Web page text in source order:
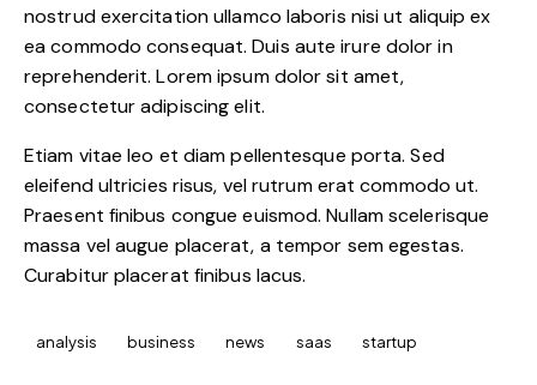
nostrud exercitation ullamco laboris nisi ut aliquip ex
ea commodo consequat. Duis aute irure dolor in
reprehenderit. Lorem ipsum dolor sit amet,
consectetur adipiscing elit.
Etiam vitae leo et diam pellentesque porta. Sed
eleifend ultricies risus, vel rutrum erat commodo ut.
Praesent finibus congue euismod. Nullam scelerisque
massa vel augue placerat, a tempor sem egestas.
Curabitur placerat finibus lacus.
analysis business news saas startup